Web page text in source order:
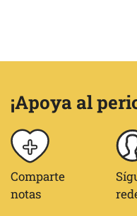
¡Apoya al
Comparte
notas